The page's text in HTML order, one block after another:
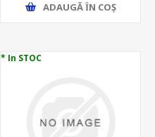
ADAUGĂ ȊN COŞ
* In STOC